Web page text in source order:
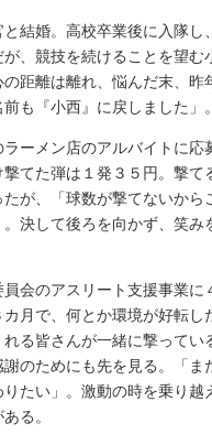
結婚。高校卒業後に入隊し
、競技を続けることを望む
距離は離れ、悩んだ末、昨
も『小西』に戻しました」。
ーメン店のアルバイトに応
てた弾は１発３５円。撃て
が、「球数が撃てないから
決して後ろを向かず、笑み
会のアスリート支援事業に
月で、何とか環境が好転し
る皆さんが一緒に撃ってい
のためにも先を見る。「ま
たい」。激動の時を乗り越
る。